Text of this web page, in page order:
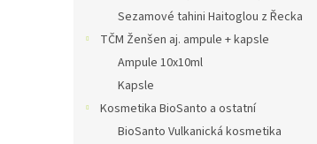
Sezamové tahini Haitoglou z Řecka
TČM Ženšen aj. ampule + kapsle
Ampule 10x10ml
Kapsle
Kosmetika BioSanto a ostatní
BioSanto Vulkanická kosmetika